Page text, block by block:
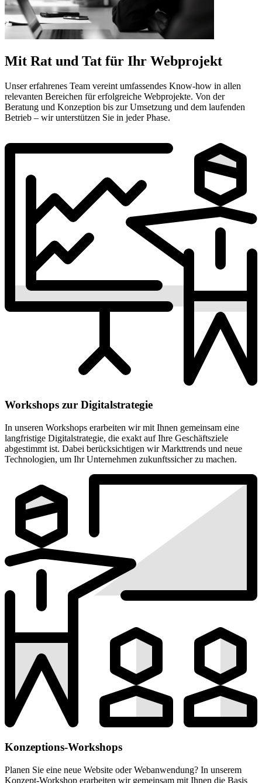
Mit Rat und Tat für Ihr Webprojekt
Unser erfahrenes Team vereint umfassendes Know-how in allen
relevanten Bereichen für erfolgreiche Webprojekte. Von der
Beratung und Konzeption bis zur Umsetzung und dem laufenden
Betrieb – wir unterstützen Sie in jeder Phase.
Workshops zur Digitalstrategie
In unseren Workshops erarbeiten wir mit Ihnen gemeinsam eine
langfristige Digitalstrategie, die exakt auf Ihre Geschäftsziele
abgestimmt ist. Dabei berücksichtigen wir Markttrends und neue
Technologien, um Ihr Unternehmen zukunftssicher zu machen.
Konzeptions-Workshops
Planen Sie eine neue Website oder Webanwendung? In unserem
Konzept-Workshop erarbeiten wir gemeinsam mit Ihnen die Basis